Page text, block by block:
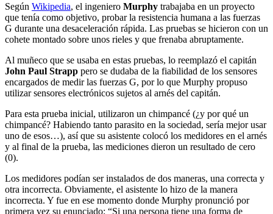
Según Wikipedia, el ingeniero Murphy trabajaba en un proyecto
que tenía como objetivo, probar la resistencia humana a las fuerzas
G durante una desaceleración rápida. Las pruebas se hicieron con un
cohete montado sobre unos rieles y que frenaba abruptamente.
Al muñeco que se usaba en estas pruebas, lo reemplazó el capitán
John Paul Strapp pero se dudaba de la fiabilidad de los sensores
encargados de medir las fuerzas G, por lo que Murphy propuso
utilizar sensores electrónicos sujetos al arnés del capitán.
Para esta prueba inicial, utilizaron un chimpancé (¿y por qué un
chimpancé? Habiendo tanto parasito en la sociedad, sería mejor usar
uno de esos…), así que su asistente colocó los medidores en el arnés
y al final de la prueba, las mediciones dieron un resultado de cero
(0).
Los medidores podían ser instalados de dos maneras, una correcta y
otra incorrecta. Obviamente, el asistente lo hizo de la manera
incorrecta. Y fue en ese momento donde Murphy pronunció por
primera vez su enunciado: “Si una persona tiene una forma de